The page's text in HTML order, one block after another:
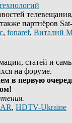
партнёров
, fonaref, Виталий
статей и
на форуме.
в первую
, HDTV-Ukraine